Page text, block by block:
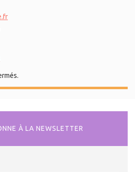
À LA NEWSLETTER